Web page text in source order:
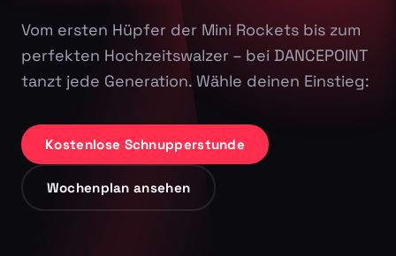
Vom ersten Hüpfer der Mini Rockets bis zum
perfekten Hochzeitswalzer – bei DANCEPOINT
tanzt jede Generation. Wähle deinen Einstieg:
Kostenlose Schnupperstunde
Wochenplan ansehen